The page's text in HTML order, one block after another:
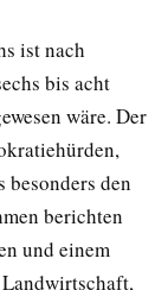
ist nach
bis acht
wäre. Der
den
berichten
und einem